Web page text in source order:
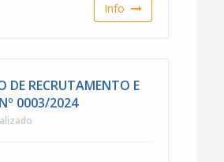
Info
DE RECRUTAMENTO E
0003/2024